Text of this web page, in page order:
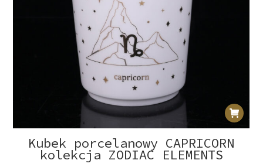
Kubek porcelanowy CAPRICORN
kolekcja ZODIAC ELEMENTS